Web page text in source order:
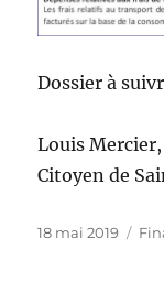
Dossier à
Louis Mercier,
Citoyen de
Publié
18 mai 2019